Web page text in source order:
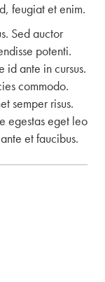
feugiat et enim.
Sed auctor
potenti.
id ante in cursus.
commodo.
semper risus.
egestas eget leo
et faucibus.